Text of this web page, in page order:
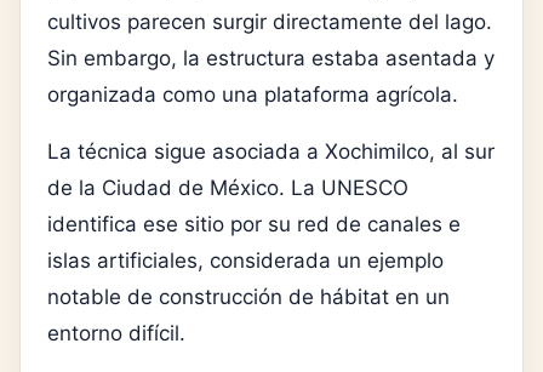
cultivos parecen surgir directamente del lago.
Sin embargo, la estructura estaba asentada y
organizada como una plataforma agrícola.
La técnica sigue asociada a Xochimilco, al sur
de la Ciudad de México. La UNESCO
identifica ese sitio por su red de canales e
islas artificiales, considerada un ejemplo
notable de construcción de hábitat en un
entorno difícil.